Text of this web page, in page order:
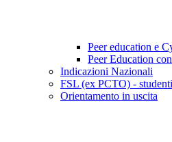
Peer education e
Peer Education
Indicazioni Nazionali
FSL (ex PCTO) -
Orientamento in uscita